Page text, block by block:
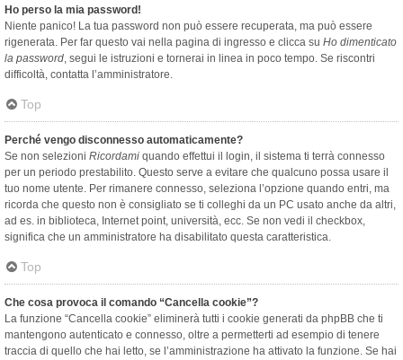
Ho perso la mia password!
Niente panico! La tua password non può essere recuperata, ma può essere
rigenerata. Per far questo vai nella pagina di ingresso e clicca su Ho dimenticato
la password, segui le istruzioni e tornerai in linea in poco tempo. Se riscontri
difficoltà, contatta l’amministratore.
Top
Perché vengo disconnesso automaticamente?
Se non selezioni Ricordami quando effettui il login, il sistema ti terrà connesso
per un periodo prestabilito. Questo serve a evitare che qualcuno possa usare il
tuo nome utente. Per rimanere connesso, seleziona l’opzione quando entri, ma
ricorda che questo non è consigliato se ti colleghi da un PC usato anche da altri,
ad es. in biblioteca, Internet point, università, ecc. Se non vedi il checkbox,
significa che un amministratore ha disabilitato questa caratteristica.
Top
Che cosa provoca il comando “Cancella cookie”?
La funzione “Cancella cookie” eliminerà tutti i cookie generati da phpBB che ti
mantengono autenticato e connesso, oltre a permetterti ad esempio di tenere
traccia di quello che hai letto, se l’amministrazione ha attivato la funzione. Se hai